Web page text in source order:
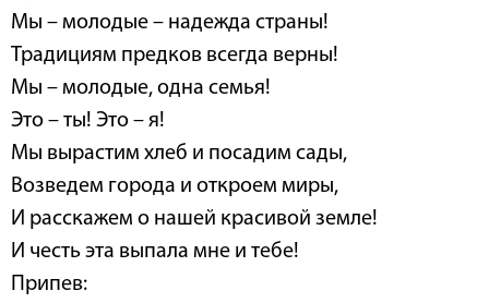
Мы – молодые – надежда страны!
Традициям предков всегда верны!
Мы – молодые, одна семья!
Это – ты! Это – я!
Мы вырастим хлеб и посадим сады,
Возведем города и откроем миры,
И расскажем о нашей красивой земле!
И честь эта выпала мне и тебе!
Припев: